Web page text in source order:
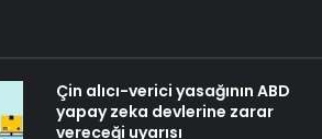
Çin alıcı-verici yasağının ABD
yapay zeka devlerine zarar
vereceği uyarısı